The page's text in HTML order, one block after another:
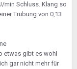
min Schluss. Klang so
Trübung von 0,13
etwas gibt es wohl
gar nicht mehr für